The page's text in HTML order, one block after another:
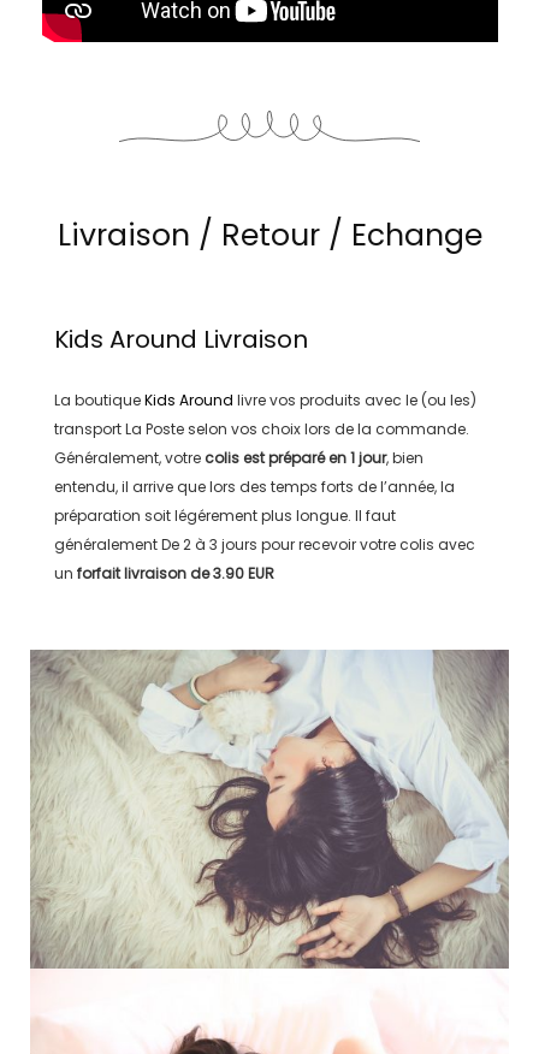
Livraison / Retour / Echange
Kids Around Livraison
La boutiqueKids Around livre vos produits avec le (ou les)
transportLa Posteselon vos choix lors de la commande.
Généralement, votre colis est préparé en1 jour, bien
entendu, il arrive que lors des temps forts de l’année, la
préparation soit légérement plus longue. Il faut
généralementDe 2 à 3 jours pour recevoir votre colis avec
un forfait livraison de3.90 EUR